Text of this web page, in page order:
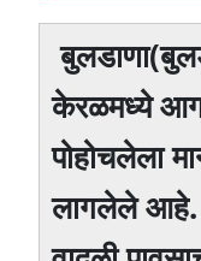
केरळमध्ये
पोहोचलेला
लागलेले आहे.